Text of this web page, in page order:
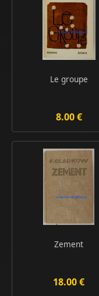
Le groupe
8.00 €
Zement
18.00 €